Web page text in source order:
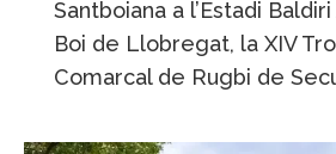
Santboiana a l’Estadi
Boi de Llobregat, la XIV
Comarcal de Rugbi de